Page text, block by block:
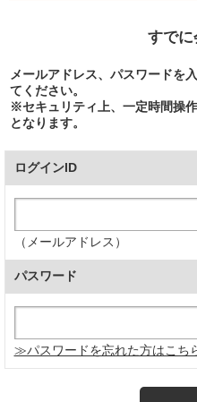
すでに
メールアドレス、パスワードを
てください。
※セキュリティ上、一定時間操
となります。
ログインID
（メールアドレス）
パスワード
≫パスワードを忘れた方はこち